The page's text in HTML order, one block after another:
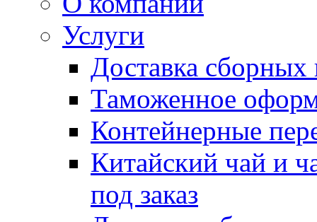
Услуги
Доставка сборных
Таможенное
Контейнерные
Китайский чай и
под заказ